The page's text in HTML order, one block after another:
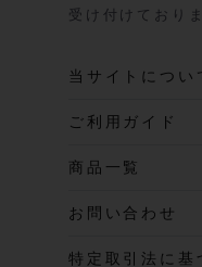
受け付けており
当サイトについ
ご利用ガイド
商品一覧
お問い合わせ
特定取引法に基